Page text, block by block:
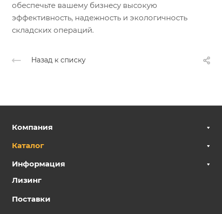
обеспечьте вашему бизнесу высокую
эффективность, надежность и экологичность
складских операций.
Назад к списку
Компания
Каталог
Информация
Лизинг
Поставки